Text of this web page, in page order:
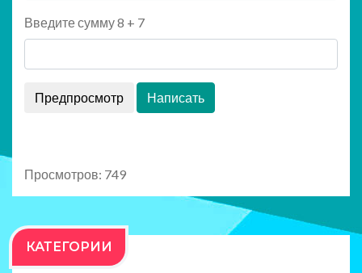
Введите сумму 8 + 7
Просмотров: 749
КАТЕГОРИИ